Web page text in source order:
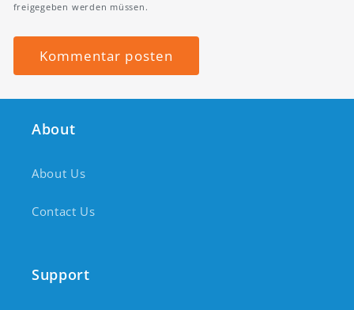
freigegeben werden müssen.
About
About Us
Contact Us
Support